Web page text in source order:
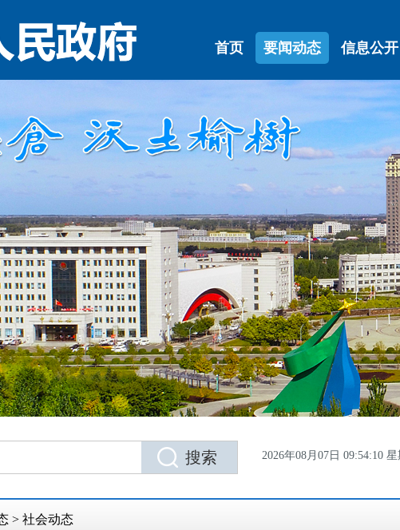
首页 要闻动态 信息公开
2026年08月07日 09:54:11
> 社会动态